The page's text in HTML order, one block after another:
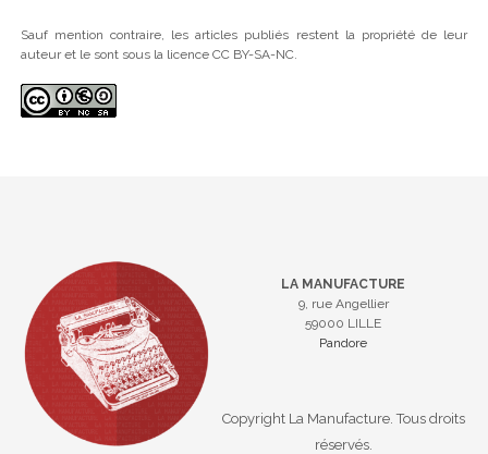
Sauf mention contraire, les articles publiés restent la propriété de leur
auteur et le sont sous la licence CC BY-SA-NC.
LA MANUFACTURE
9, rue Angellier
59000 LILLE
Pandore
Copyright La Manufacture. Tous droits
réservés.